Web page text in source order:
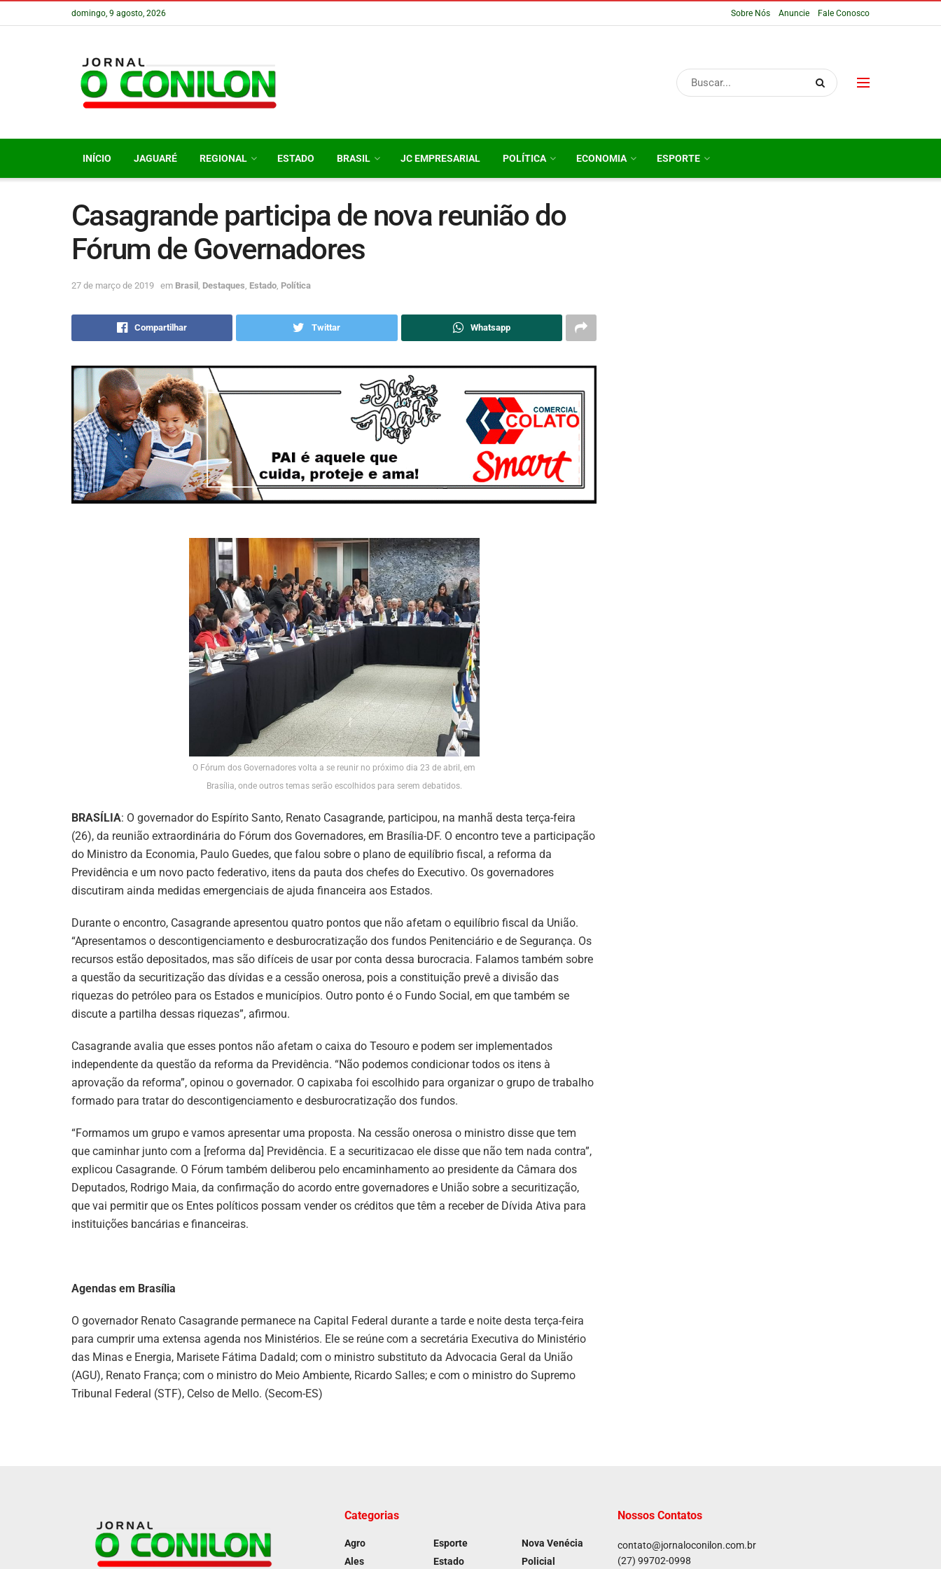
domingo, 9 agosto, 2026 Sobre Nós Anuncie Fale Conosco
INÍCIO JAGUARÉ REGIONAL ESTADO BRASIL JC EMPRESARIAL POLÍTICA ECONOMIA ESPORTE
Casagrande participa de nova reunião do
Fórum de Governadores
27 de março de 2019 em Brasil Destaques Estado Política
Compartilhar Twittar Whatsapp
O Fórum dos Governadores volta a se reunir no próximo dia 23 de abril, em
Brasília, onde outros temas serão escolhidos para serem debatidos.
BRASÍLIA: O governador do Espírito Santo, Renato Casagrande, participou, na manhã desta terça-feira
(26), da reunião extraordinária do Fórum dos Governadores, em Brasília-DF. O encontro teve a participação
do Ministro da Economia, Paulo Guedes, que falou sobre o plano de equilíbrio fiscal, a reforma da
Previdência e um novo pacto federativo, itens da pauta dos chefes do Executivo. Os governadores
discutiram ainda medidas emergenciais de ajuda financeira aos Estados.
Durante o encontro, Casagrande apresentou quatro pontos que não afetam o equilíbrio fiscal da União.
“Apresentamos o descontigenciamento e desburocratização dos fundos Penitenciário e de Segurança. Os
recursos estão depositados, mas são difíceis de usar por conta dessa burocracia. Falamos também sobre
a questão da securitização das dívidas e a cessão onerosa, pois a constituição prevê a divisão das
riquezas do petróleo para os Estados e municípios. Outro ponto é o Fundo Social, em que também se
discute a partilha dessas riquezas”, afirmou.
Casagrande avalia que esses pontos não afetam o caixa do Tesouro e podem ser implementados
independente da questão da reforma da Previdência. “Não podemos condicionar todos os itens à
aprovação da reforma”, opinou o governador. O capixaba foi escolhido para organizar o grupo de trabalho
formado para tratar do descontigenciamento e desburocratização dos fundos.
“Formamos um grupo e vamos apresentar uma proposta. Na cessão onerosa o ministro disse que tem
que caminhar junto com a [reforma da] Previdência. E a securitizacao ele disse que não tem nada contra”,
explicou Casagrande. O Fórum também deliberou pelo encaminhamento ao presidente da Câmara dos
Deputados, Rodrigo Maia, da confirmação do acordo entre governadores e União sobre a securitização,
que vai permitir que os Entes políticos possam vender os créditos que têm a receber de Dívida Ativa para
instituições bancárias e financeiras.
Agendas em Brasília
O governador Renato Casagrande permanece na Capital Federal durante a tarde e noite desta terça-feira
para cumprir uma extensa agenda nos Ministérios. Ele se reúne com a secretária Executiva do Ministério
das Minas e Energia, Marisete Fátima Dadald; com o ministro substituto da Advocacia Geral da União
(AGU), Renato França; com o ministro do Meio Ambiente, Ricardo Salles; e com o ministro do Supremo
Tribunal Federal (STF), Celso de Mello. (Secom-ES)
Categorias
Agro
Ales
Esporte
Estado
Nova Venécia
Policial
Nossos Contatos
contato@jornaloconilon.com.br
(27) 99702-0998